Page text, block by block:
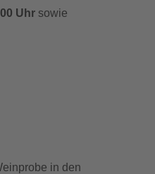
Uhr sowie
in den